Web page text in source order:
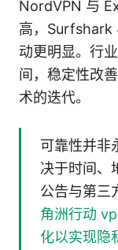
NordVPN 与
高，Surfshark
动更明显。行
间，稳定性改
术的迭代。
可靠性并非
决于时间、
公告与第三
角洲行动
化以实现隐